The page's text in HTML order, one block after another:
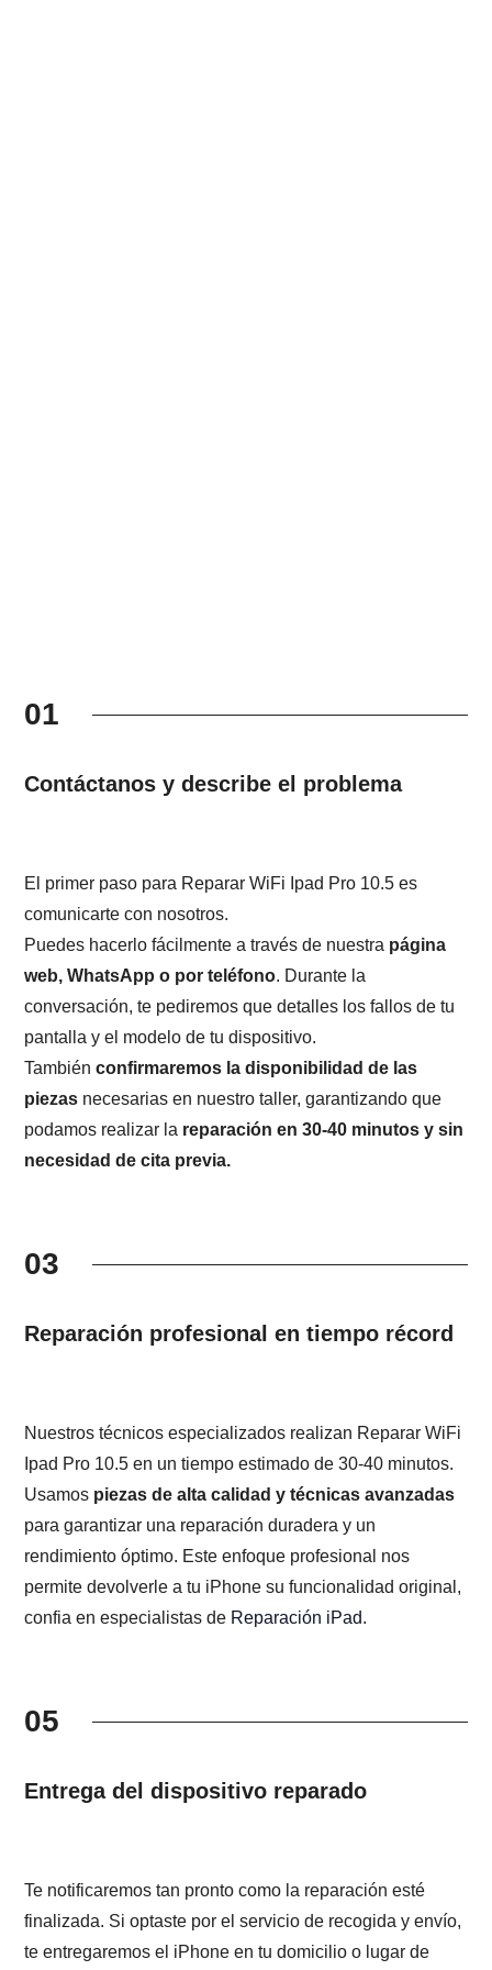
01
Contáctanos y describe el problema
El primer paso para Reparar WiFi Ipad Pro 10.5 es
comunicarte con nosotros.
Puedes hacerlo fácilmente a través de nuestra página
web, WhatsApp o por teléfono. Durante la
conversación, te pediremos que detalles los fallos de tu
pantalla y el modelo de tu dispositivo.
Tambiénconfirmaremos la disponibilidad de las
piezas necesarias en nuestro taller, garantizando que
podamos realizar la reparación en 30-40 minutos y sin
necesidad de cita previa.
03
Reparación profesional en tiempo récord
Nuestros técnicos especializados realizan Reparar WiFi
Ipad Pro 10.5 en un tiempo estimado de 30-40 minutos.
Usamos piezas de alta calidad y técnicas avanzadas
para garantizar una reparación duradera y un
rendimiento óptimo. Este enfoque profesional nos
permite devolverle a tu iPhone su funcionalidad original,
confia en especialistas de Reparación iPad.
05
Entrega del dispositivo reparado
Te notificaremos tan pronto como la reparación esté
finalizada. Si optaste por el servicio de recogida y envío,
te entregaremos el iPhone en tu domicilio o lugar de